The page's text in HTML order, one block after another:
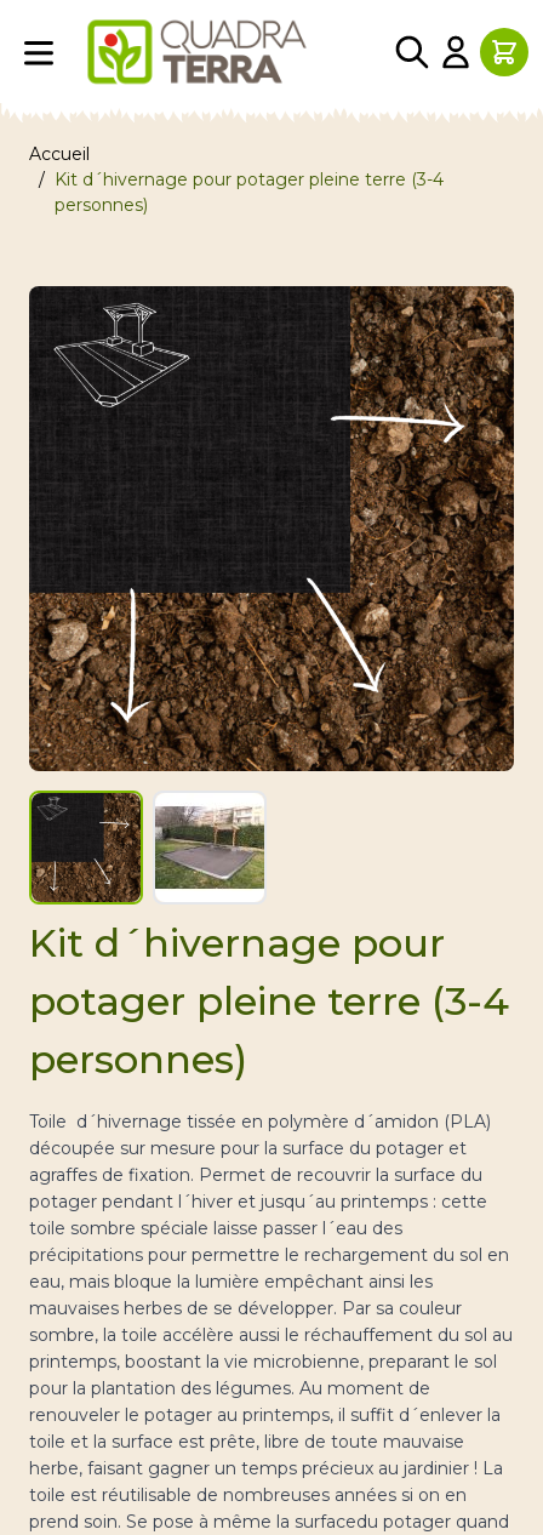
Accueil
/ Kit d´hivernage pour potager pleine terre (3-4
personnes)
Image principale
Cliquez pour voir l'image en plein écran
View larger imageView larger image
Kit d´hivernage pour
potager pleine terre (3-4
personnes)
Toile d´hivernage tissée en polymère d´amidon (PLA)
découpée sur mesure pour la surface du potager et
agraffes de fixation. Permet de recouvrir la surface du
potager pendant l´hiver et jusqu´au printemps : cette
toile sombre spéciale laisse passer l´eau des
précipitations pour permettre le rechargement du sol en
eau, mais bloque la lumière empêchant ainsi les
mauvaises herbes de se développer. Par sa couleur
sombre, la toile accélère aussi le réchauffement du sol au
printemps, boostant la vie microbienne, preparant le sol
pour la plantation des légumes. Au moment de
renouveler le potager au printemps, il suffit d´enlever la
toile et la surface est prête, libre de toute mauvaise
herbe, faisant gagner un temps précieux au jardinier ! La
toile est réutilisable de nombreuses années si on en
prend soin. Se pose à même la surfacedu potager quand